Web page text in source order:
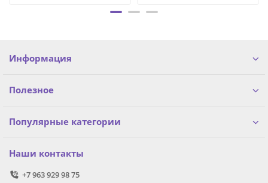
Информация
Полезное
Популярные категории
Наши контакты
+7 963 929 98 75